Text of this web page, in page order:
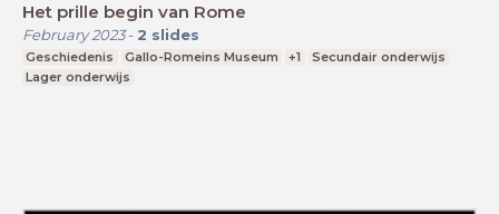
Het prille begin van Rome
February 2023- 2 slides
Geschiedenis Gallo-Romeins Museum +1
Secundair onderwijs
Lager onderwijs